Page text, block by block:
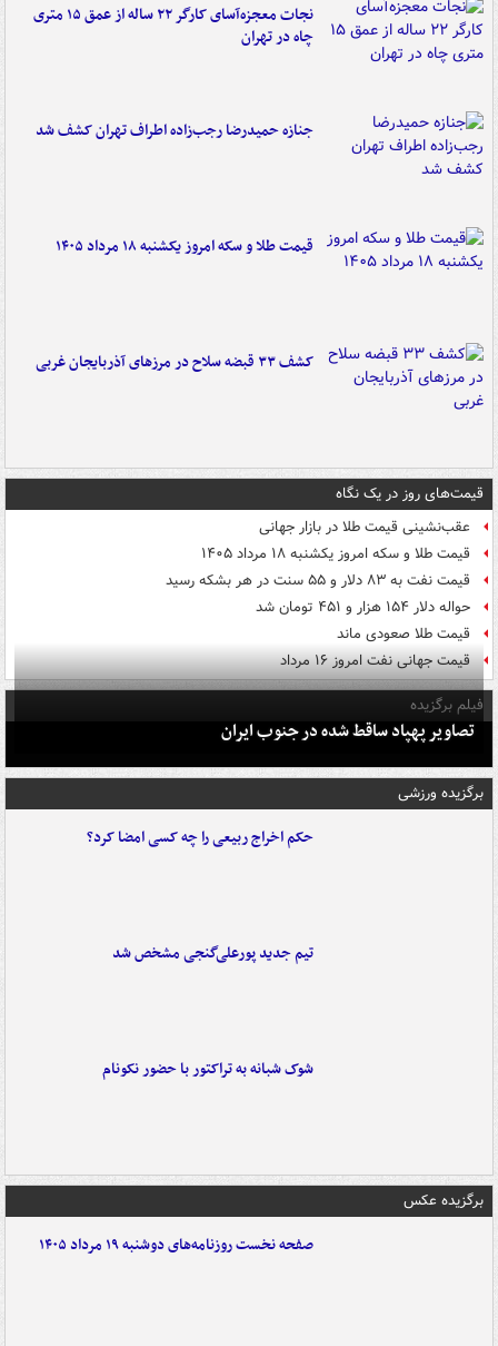
نجات معجزه‌آسای کارگر ۲۲ ساله از عمق ۱۵ متری
چاه در تهران
جنازه حمیدرضا رجب‌زاده اطراف تهران کشف شد
قیمت طلا و سکه امروز یکشنبه ۱۸ مرداد ۱۴۰۵
کشف ۳۳ قبضه سلاح در مرزهای آذربایجان غربی
قیمت‌های روز در یک نگاه
عقب‌نشینی قیمت طلا در بازار جهانی
قیمت طلا و سکه امروز یکشنبه ۱۸ مرداد ۱۴۰۵
قیمت نفت به ۸۳ دلار و ۵۵ سنت در هر بشکه رسید
حواله دلار ۱۵۴ هزار و ۴۵۱ تومان شد
قیمت طلا صعودی ماند
قیمت جهانی نفت امروز ۱۶ مرداد
فیلم برگزیده
تصاویر پهپاد ساقط شده در جنوب ایران
برگزیده ورزشی
حکم اخراج ربیعی را چه کسی امضا کرد؟
تیم جدید پورعلی‌گنجی مشخص شد
شوک شبانه به تراکتور با حضور نکونام
برگزیده عکس
صفحه نخست روزنامه‌های دوشنبه ۱۹ مرداد ۱۴۰۵